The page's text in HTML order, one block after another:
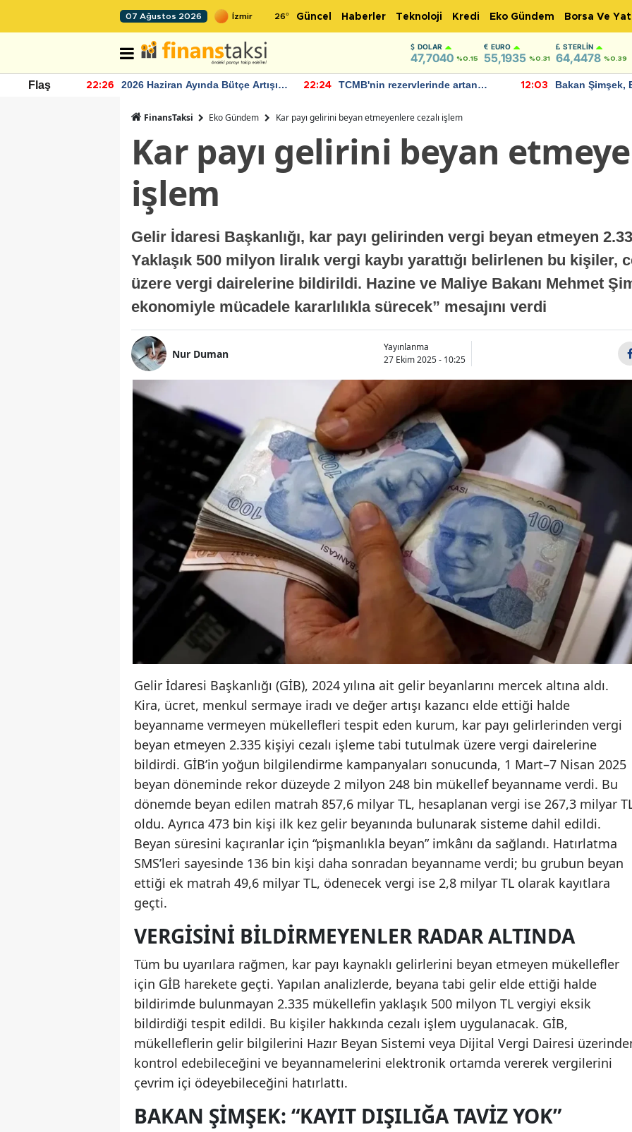
07 Ağustos 2026 26° Güncel Haberler Teknoloji Kredi Eko Gündem Borsa Ve
DOLAR
47,7040 %0.15
EURO
55,1935 %0.31
STERLIN
64,4478 %0.39
Flaş 22:26
2026 Haziran Ayında Bütçe Artışı
22:24
TCMB'nin rezervlerinde artan
12:03
Bakan Şimşek,
FinansTaksi Eko Gündem Kar payı gelirini beyan etmeyenlere cezalı işlem
Kar payı gelirini beyan
işlem
Gelir İdaresi Başkanlığı, kar payı gelirinden vergi beyan etmeyen
Yaklaşık 500 milyon liralık vergi kaybı yarattığı belirlenen bu kişiler,
üzere vergi dairelerine bildirildi. Hazine ve Maliye Bakanı Mehmet
ekonomiyle mücadele kararlılıkla sürecek” mesajını verdi
Nur Duman
Yayınlanma
27 Ekim 2025 - 10:25
Gelir İdaresi Başkanlığı (GİB), 2024 yılına ait gelir beyanlarını mercek altına aldı.
Kira, ücret, menkul sermaye iradı ve değer artışı kazancı elde ettiği halde
beyanname vermeyen mükellefleri tespit eden kurum, kar payı gelirlerinden vergi
beyan etmeyen 2.335 kişiyi cezalı işleme tabi tutulmak üzere vergi dairelerine
bildirdi. GİB’in yoğun bilgilendirme kampanyaları sonucunda, 1 Mart–7 Nisan 2025
beyan döneminde rekor düzeyde 2 milyon 248 bin mükellef beyanname verdi. Bu
dönemde beyan edilen matrah 857,6 milyar TL, hesaplanan vergi ise 267,3 milyar
oldu. Ayrıca 473 bin kişi ilk kez gelir beyanında bulunarak sisteme dahil edildi.
Beyan süresini kaçıranlar için “pişmanlıkla beyan” imkânı da sağlandı. Hatırlatma
SMS’leri sayesinde 136 bin kişi daha sonradan beyanname verdi; bu grubun beyan
ettiği ek matrah 49,6 milyar TL, ödenecek vergi ise 2,8 milyar TL olarak kayıtlara
geçti.
VERGISINI BILDIRMEYENLER RADAR ALTINDA
Tüm bu uyarılara rağmen, kar payı kaynaklı gelirlerini beyan etmeyen mükellefler
için GİB harekete geçti. Yapılan analizlerde, beyana tabi gelir elde ettiği halde
bildirimde bulunmayan 2.335 mükellefin yaklaşık 500 milyon TL vergiyi eksik
bildirdiği tespit edildi. Bu kişiler hakkında cezalı işlem uygulanacak. GİB,
mükelleflerin gelir bilgilerini Hazır Beyan Sistemi veya Dijital Vergi Dairesi
kontrol edebileceğini ve beyannamelerini elektronik ortamda vererek vergilerini
çevrim içi ödeyebileceğini hatırlattı.
BAKAN ŞIMŞEK: “KAYIT DIŞILIĞA TAVIZ YOK”